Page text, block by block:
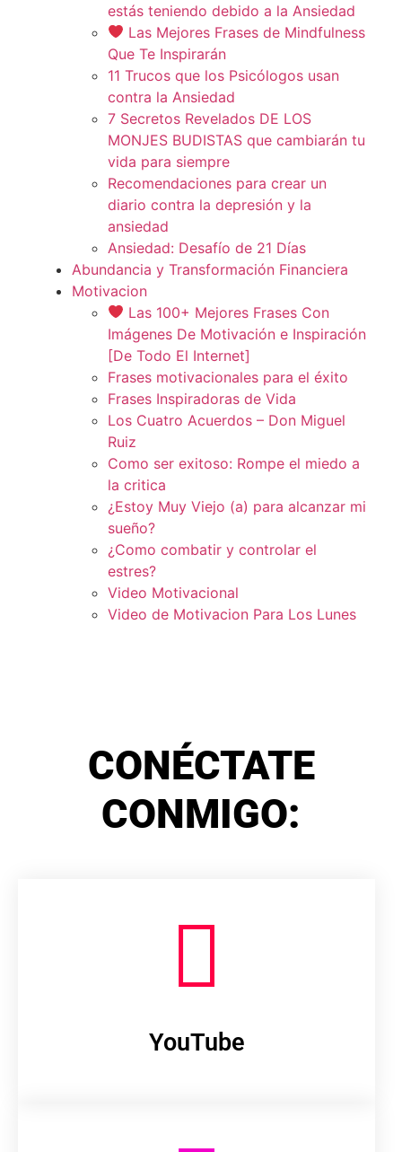
estás teniendo debido a la Ansiedad
Las Mejores Frases de Mindfulness
Que Te Inspirarán
11 Trucos que los Psicólogos usan
contra la Ansiedad
7 Secretos Revelados DE LOS
MONJES BUDISTAS que cambiarán tu
vida para siempre
Recomendaciones para crear un
diario contra la depresión y la
ansiedad
Ansiedad: Desafío de 21 Días
Abundancia y Transformación Financiera
Motivacion
Las 100+ Mejores Frases Con
Imágenes De Motivación e Inspiración
[De Todo El Internet]
Frases motivacionales para el éxito
Frases Inspiradoras de Vida
Los Cuatro Acuerdos – Don Miguel
Ruiz
Como ser exitoso: Rompe el miedo a
la critica
¿Estoy Muy Viejo (a) para alcanzar mi
sueño?
¿Como combatir y controlar el
estres?
Video Motivacional
Video de Motivacion Para Los Lunes
CONÉCTATE
CONMIGO:
YouTube